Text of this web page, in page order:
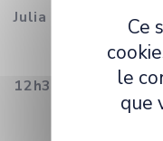
Julia Peslier
12h30-14h00.
Ce
le
que